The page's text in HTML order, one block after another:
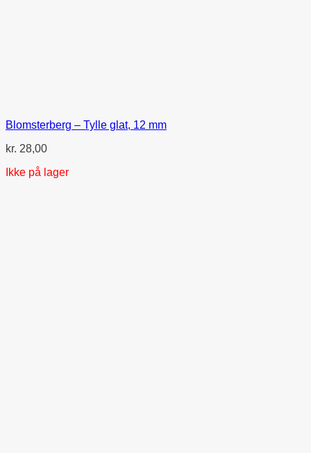
Blomsterberg – Tylle glat, 12 mm
kr. 28,00
Ikke på lager